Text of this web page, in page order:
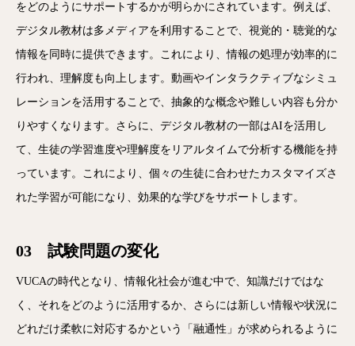
をどのようにサポートするかが明らかにされています。例えば、
デジタル教材は多メディアを利用することで、視覚的・聴覚的な
情報を同時に提供できます。これにより、情報の処理が効率的に
行われ、理解度も向上します。動画やインタラクティブなシミュ
レーションを活用することで、抽象的な概念や難しい内容も分か
りやすくなります。さらに、デジタル教材の一部はAIを活用し
て、生徒の学習進度や理解度をリアルタイムで分析する機能を持
っています。これにより、個々の生徒に合わせたカスタマイズさ
れた学習が可能になり、効果的な学びをサポートします。
03 試験問題の変化
VUCAの時代となり、情報化社会が進む中で、知識だけではな
く、それをどのように活用するか、さらには新しい情報や状況に
どれだけ柔軟に対応するかという「融通性」が求められるように